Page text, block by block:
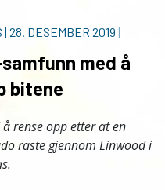
| 28. DESEMBER 2019 |
med å
bitene
rense opp etter at en
raste gjennom Linwood i